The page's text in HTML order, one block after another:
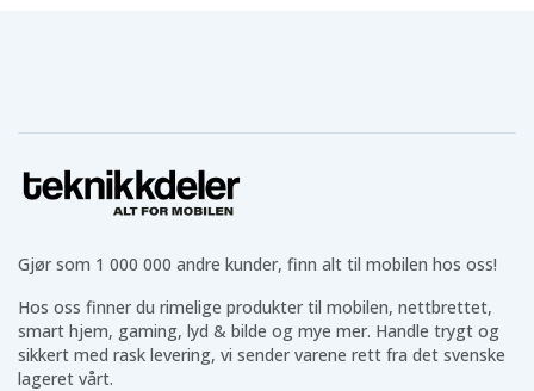
Gjør som 1 000 000 andre kunder, finn alt til mobilen hos oss!
Hos oss finner du rimelige produkter til mobilen, nettbrettet,
smart hjem, gaming, lyd & bilde og mye mer. Handle trygt og
sikkert med rask levering, vi sender varene rett fra det svenske
lageret vårt.